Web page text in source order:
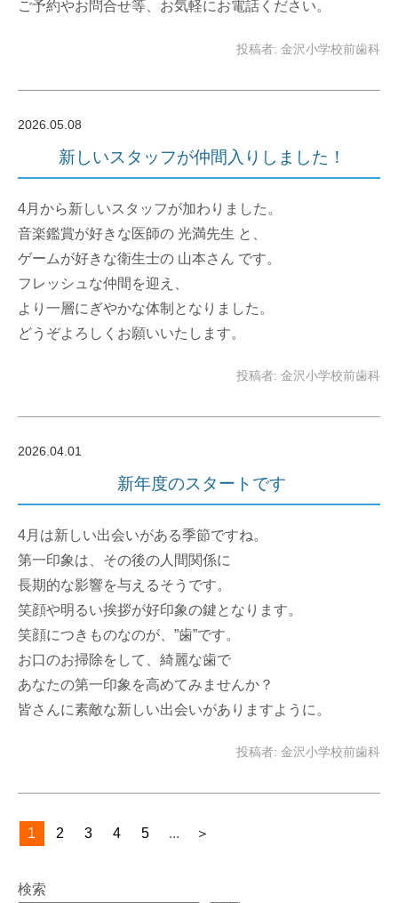
ご予約やお問合せ等、お気軽にお電話ください。
投稿者: 金沢小学校前歯科
2026.05.08
新しいスタッフが仲間入りしました！
4月から新しいスタッフが加わりました。
音楽鑑賞が好きな医師の 光満先生 と、
ゲームが好きな衛生士の 山本さん です。
フレッシュな仲間を迎え、
より一層にぎやかな体制となりました。
どうぞよろしくお願いいたします。
投稿者: 金沢小学校前歯科
2026.04.01
新年度のスタートです
4月は新しい出会いがある季節ですね。
第一印象は、その後の人間関係に
長期的な影響を与えるそうです。
笑顔や明るい挨拶が好印象の鍵となります。
笑顔につきものなのが、”歯”です。
お口のお掃除をして、綺麗な歯で
あなたの第一印象を高めてみませんか？
皆さんに素敵な新しい出会いがありますように。
投稿者: 金沢小学校前歯科
1 2 3 4 5 ... ＞
検索